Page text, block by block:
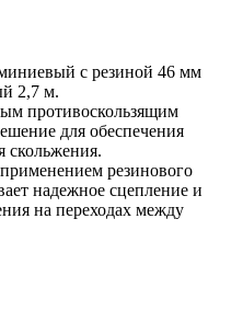
с резиной 46 мм
2,7 м.
противоскользящим
для обеспечения
скольжения.
резинового
надежное сцепление и
на переходах между